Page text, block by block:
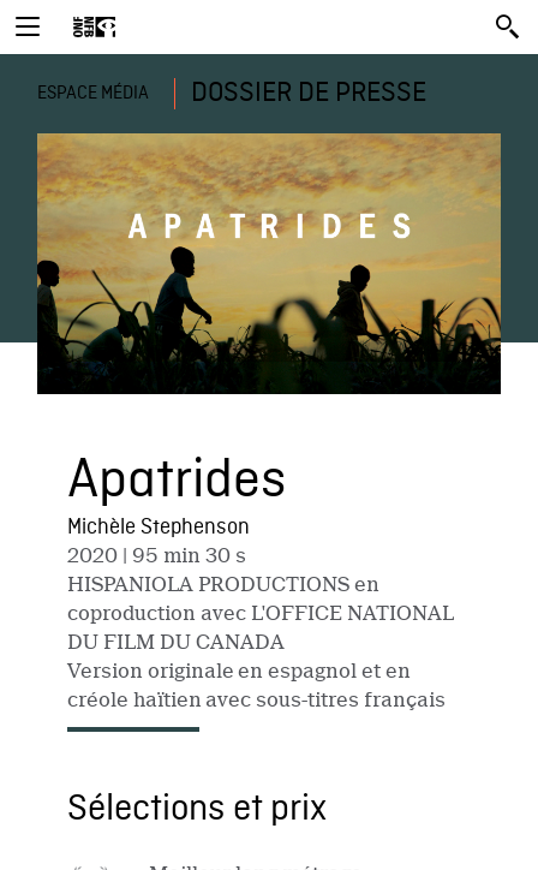
ESPACE MÉDIA DOSSIER DE PRESSE
Apatrides
Michèle Stephenson
2020 | 95 min 30 s
HISPANIOLA PRODUCTIONS en
coproduction avec L'OFFICE NATIONAL
DU FILM DU CANADA
Version originale en espagnol et en
créole haïtien avec sous-titres français
Sélections et prix